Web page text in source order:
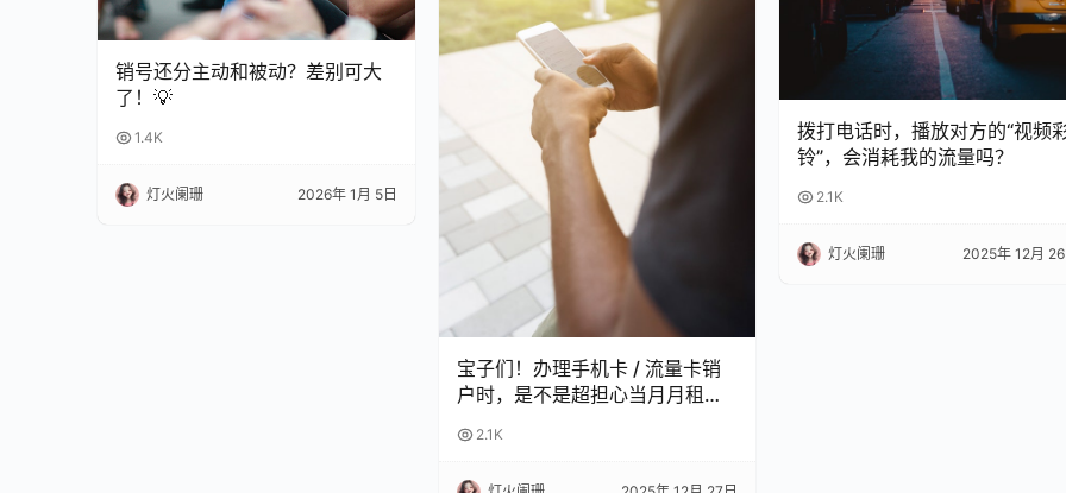
销号还分主动和被动？差别可大
了！💡
1.4K
灯火阑珊 2026年 1月 5日
宝子们！办理手机卡 / 流量卡销
户时，是不是超担心当月月租白
完再也不怕被坑啦！
2.1K
拨打电话时，播放对方的“视频
铃”，会消耗我的流量吗？
2.1K
灯火阑珊 2025年 12月